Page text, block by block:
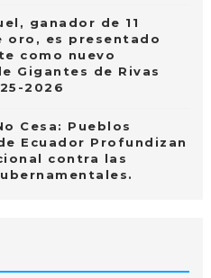
ganador de 11
oro, es presentado
como nuevo
Gigantes de Rivas
2026
Cesa: Pueblos
Ecuador Profundizan
contra las